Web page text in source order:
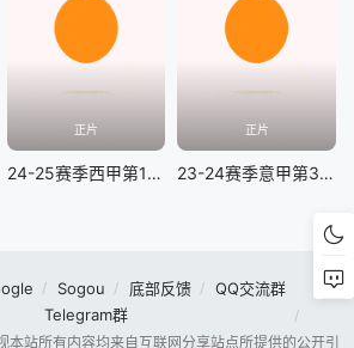
正片
24-25赛季西甲第15轮 皇家马德里VS赫塔菲
正片
23-24赛季意甲第33轮 维罗纳vs乌迪内斯
Sogou 底部反馈
QQ交流群
Telegram群
本站所有内容均来自互联网分享站点所提供的公开引